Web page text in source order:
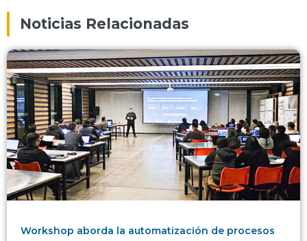
Noticias Relacionadas
Workshop aborda la automatización de procesos